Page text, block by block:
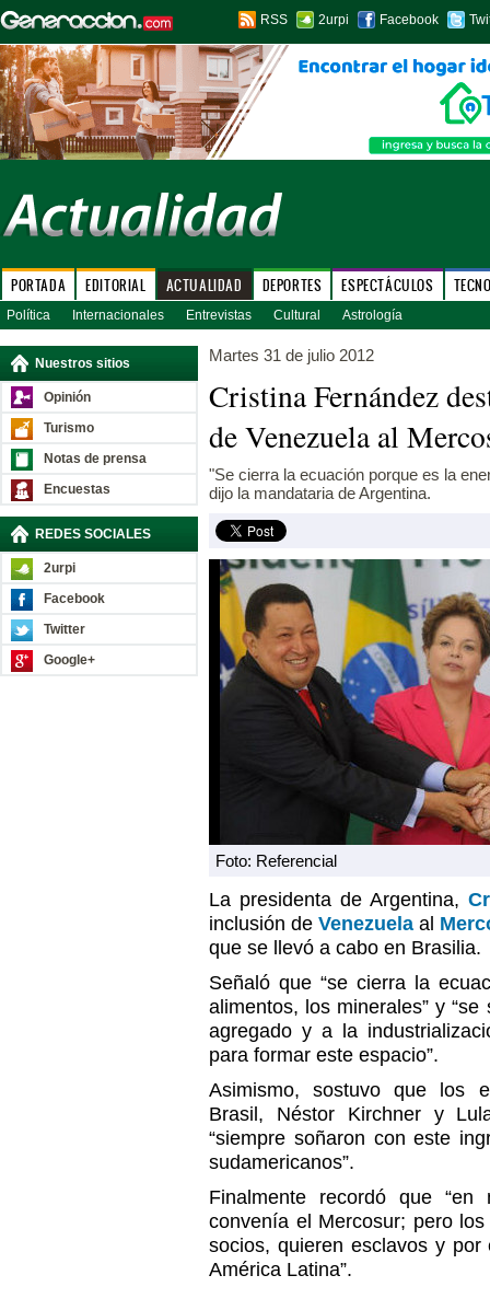
RSS 2urpi Facebook
PORTADA EDITORIAL ACTUALIDAD DEPORTES ESPECTÁCULOS
Política Internacionales Entrevistas Cultural Astrología
Nuestros sitios
Opinión
Turismo
Notas de prensa
Encuestas
REDES SOCIALES
2urpi
Facebook
Twitter
Google+
Martes 31 de julio 2012
Cristina Fernández
de Venezuela al
"Se cierra la ecuación porque es la
dijo la mandataria de Argentina.
Foto: Referencial
La presidenta de Argentina,
inclusión de Venezuela al
que se llevó a cabo en Brasilia.
Señaló que “se cierra la
alimentos, los minerales” y
agregado y a la
para formar este espacio”.
Asimismo, sostuvo que los
Brasil, Néstor Kirchner y
“siempre soñaron con este
sudamericanos”.
Finalmente recordó que
convenía el Mercosur; pero
socios, quieren esclavos y
América Latina”.